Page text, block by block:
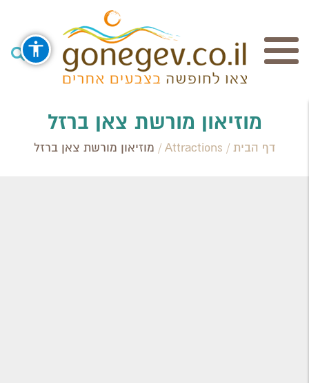
חיפוש
Search Category / Business
מוזיאון מורשת צאן ברזל
דף הבית /
Attractions
/ מוזיאון מורשת צאן ברזל